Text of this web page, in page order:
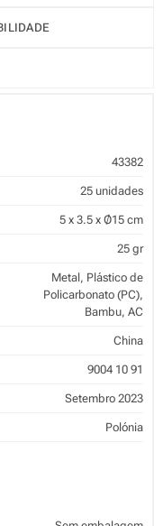
43382
25 unidades
5 x 3.5 x Ø15 cm
25 gr
Metal, Plástico de
Policarbonato (PC),
Bambu, AC
China
9004 10 91
Setembro 2023
Polónia